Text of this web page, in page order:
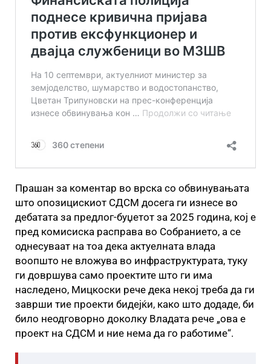
Прашан за коментар во врска со обвинувањата
што опозицискиот СДСМ досега ги изнесе во
дебатата за предлог-буџетот за 2025 година, кој е
пред комисиска расправа во Собранието, а се
однесуваат на тоа дека актуелната влада
воопшто не вложува во инфраструктурата, туку
ги довршува само проектите што ги има
наследено, Мицкоски рече дека некој треба да ги
заврши тие проекти бидејќи, како што додаде, би
било неодговорно доколку Владата рече „ова е
проект на СДСМ и ние нема да го работиме“.